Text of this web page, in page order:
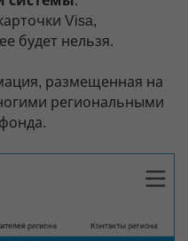
Visa,
будет нельзя.
размещенная на
региональными